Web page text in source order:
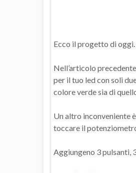
Ecco il progetto di oggi.
Nell’articolo
per il tuo led con soli
colore verde sia di
Un altro inconveniente
toccare il
Aggiungeno 3 pulsanti,